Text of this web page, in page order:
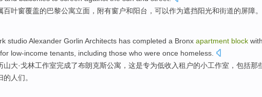
百叶窗覆盖的巴黎公寓立面 ，附有窗户和阳台 ， 可以作为遮挡阳光和街道的屏障。
studioAlexander Gorlin Architects has completed a Bronx apartment block with
for low-income tenants including those who were once homeless
山大·戈林工作室完成了布朗克斯公寓 ，这是专为低收入租户的小工作室 ， 包括那
人们。